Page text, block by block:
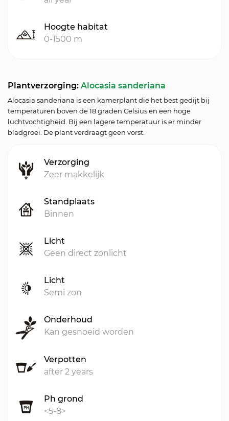
Hoogte habitat
0-1500 m
Plantverzorging: Alocasia sanderiana
Alocasia sanderiana is een kamerplant die het best gedijt bij
temperaturen boven de 18 graden Celsius en een hoge
luchtvochtigheid. Bij een lagere temperatuur is er minder
bladgroei. De plant verdraagt geen vorst.
Verzorging
Zeer makkelijk
Standplaats
Binnen
Licht
Geen direct zonlicht
Licht
Semi zon
Onderhoud
Kan gesnoeid worden
Verpotten
after 2 years
Ph grond
<5-8>